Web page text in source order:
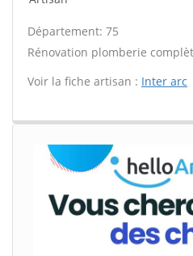
Département: 75
Rénovation plomberie
Voir la fiche artisan : Inter arc